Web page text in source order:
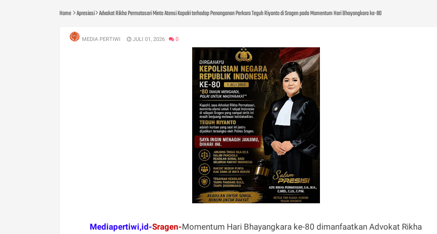
Home Apresiasi Advokat Rikha Permatasari Minta Atensi Kapolri terhadap Penanganan Perkara Teguh Riyanto di Sragen pada Momentum Hari Bhayangkara ke-80
MEDIA PERTIWI JULI 01, 2026 0
Mediapertiwi,id-Sragen-Momentum Hari Bhayangkara ke-80 dimanfaatkan Advokat Rikha